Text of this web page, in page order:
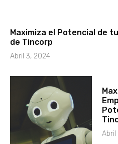
Maximiza el Potencial de
de Tincorp
Abril 3, 2024
Abril